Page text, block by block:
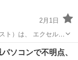
2月1日
ト）は、 エクセル・
キルを証明できる世
付けると、就職・転
総合
ソコンで不明点、